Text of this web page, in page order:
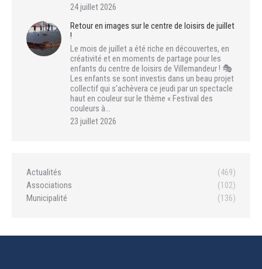
24 juillet 2026
Retour en images sur le centre de loisirs de juillet
!
Le mois de juillet a été riche en découvertes, en
créativité et en moments de partage pour les
enfants du centre de loisirs de Villemandeur ! 🎭
Les enfants se sont investis dans un beau projet
collectif qui s’achèvera ce jeudi par un spectacle
haut en couleur sur le thème « Festival des
couleurs à…
23 juillet 2026
Actualités
(469)
Associations
(102)
Municipalité
(136)